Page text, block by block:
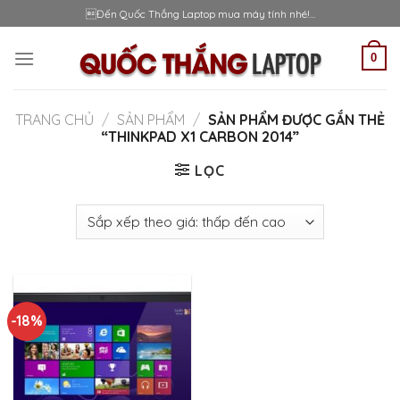
to
content
Đến Quốc Thắng Laptop mua máy tính nhé!...
0
TRANG CHỦ / SẢN PHẨM / SẢN PHẨM ĐƯỢC GẮN THẺ
“THINKPAD X1 CARBON 2014”
LỌC
-18%